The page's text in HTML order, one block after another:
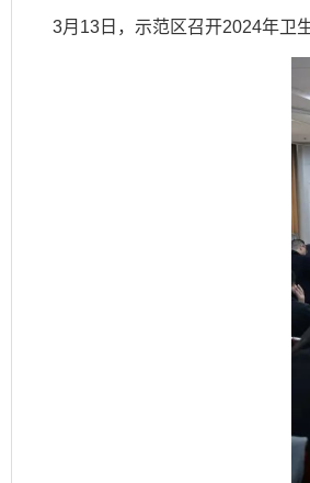
3月13日，示范区召开2024年卫